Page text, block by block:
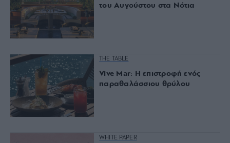
του Αυγούστου στα Νότια
THE TABLE
Vive Mar: Η επιστροφή ενός
παραθαλάσσιου θρύλου
WHITE PAPER